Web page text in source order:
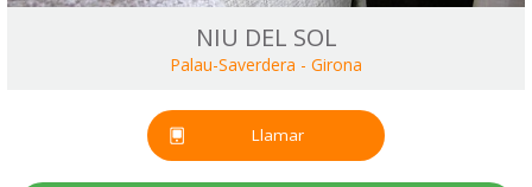
NIU DEL SOL
Palau-Saverdera - Girona
Llamar